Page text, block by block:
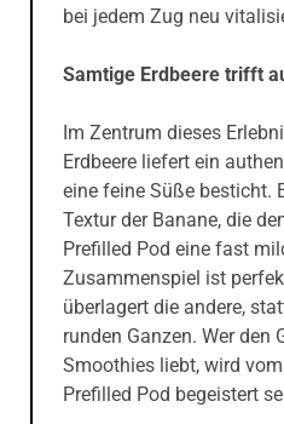
bei jedem Zug neu
Samtige Erdbeere trifft
Im Zentrum dieses
Erdbeere liefert ein
eine feine Süße besticht.
Textur der Banane, die
Prefilled Pod eine fast
Zusammenspiel ist
überlagert die andere,
runden Ganzen. Wer den
Smoothies liebt, wird
Prefilled Pod begeistert